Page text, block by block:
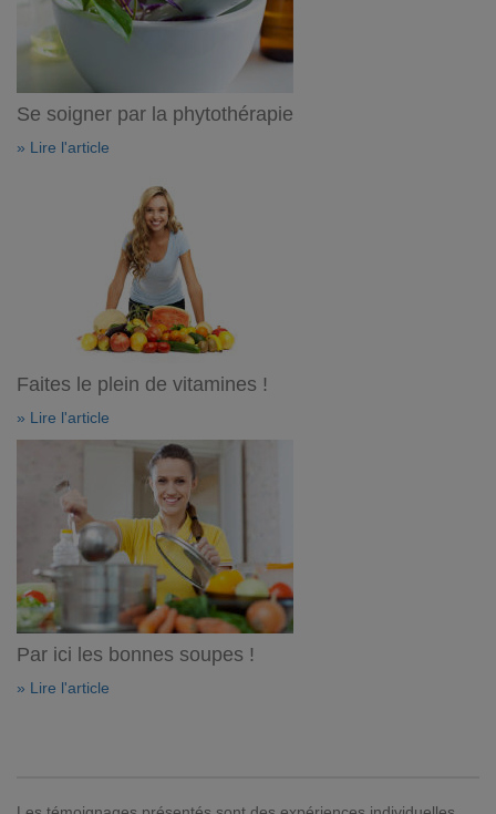
Se soigner par la phytothérapie
» Lire l'article
Faites le plein de vitamines !
» Lire l'article
Par ici les bonnes soupes !
» Lire l'article